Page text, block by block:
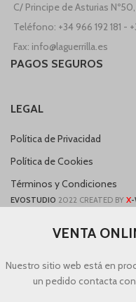
C/ Principe de Asturias Nº50,
Teléfono: +34 966 192 181 -
Fax: info@laguerrilla.es
PAGOS SEGUROS
LEGAL
Política de Privacidad
Política de Cookies
Términos y Condiciones
EVOSTUDIO 2022 CREATED BY X-
VENTA
Nuestro sitio web está en
un pedido contacta